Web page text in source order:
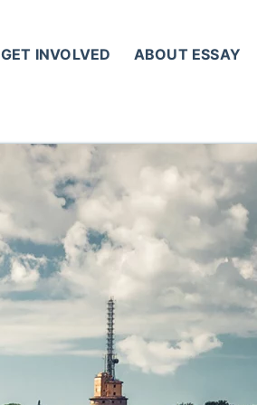
GET INVOLVED ABOUT ESSAY